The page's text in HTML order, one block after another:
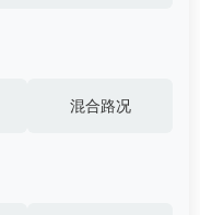
混合路况